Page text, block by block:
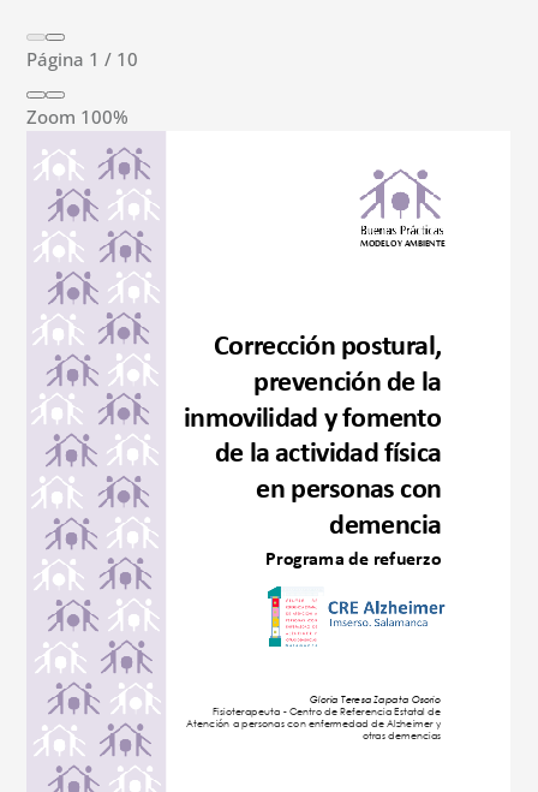
Página 1 / 10
Zoom 100%